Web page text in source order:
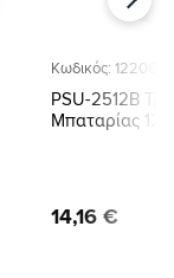
Κωδικός: 122064
PSU-2512B
Μπαταρίας
14,16 €